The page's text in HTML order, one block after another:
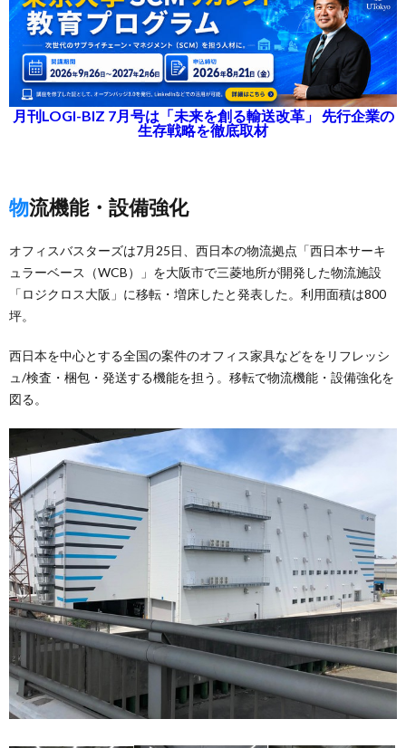
月刊LOGI-BIZ 7月号は「未来を創る輸送改革」 先行企業の
生存戦略を徹底取材
物流機能・設備強化
オフィスバスターズは7月25日、西日本の物流拠点「西日本サーキ
ュラーベース（WCB）」を大阪市で三菱地所が開発した物流施設
「ロジクロス大阪」に移転・増床したと発表した。利用面積は800
坪。
西日本を中心とする全国の案件のオフィス家具などををリフレッシ
ュ/検査・梱包・発送する機能を担う。移転で物流機能・設備強化を
図る。